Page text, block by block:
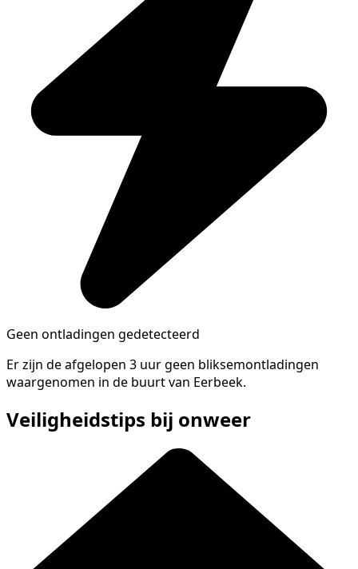
Geen ontladingen gedetecteerd
Er zijn de afgelopen 3 uur geen bliksemontladingen
waargenomen in de buurt van Eerbeek.
Veiligheidstips bij onweer